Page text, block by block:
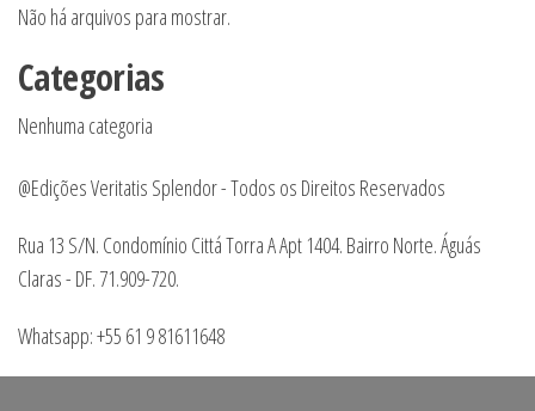
Não há arquivos para mostrar.
Categorias
Nenhuma categoria
@Edições Veritatis Splendor - Todos os Direitos Reservados
Rua 13 S/N. Condomínio Cittá Torra A Apt 1404. Bairro Norte. Águás
Claras - DF. 71.909-720.
Whatsapp: +55 61 9 81611648